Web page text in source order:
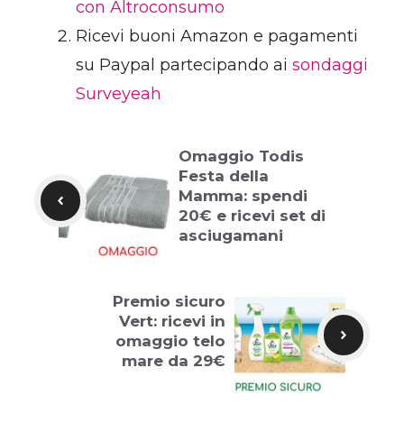
con Altroconsumo
Ricevi buoni Amazon e pagamenti
su Paypal partecipando ai sondaggi
Surveyeah
Omaggio Todis
Festa della
Mamma: spendi
20€ e ricevi set di
asciugamani
Premio sicuro
Vert: ricevi in
omaggio telo
mare da 29€